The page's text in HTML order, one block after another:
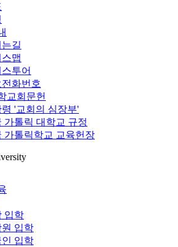
길
맵
투어
화번호
교회문헌
령 '교회의 심장부'
가톨릭 대학교 규정
가톨릭학교 교육헌장
입학
입학
인 입학